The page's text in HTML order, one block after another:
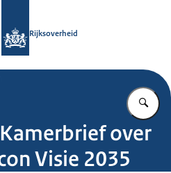
Rijksoverheid
over
Visie 2035